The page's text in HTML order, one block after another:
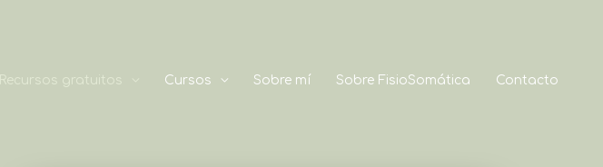
Recursos gratuitos Cursos Sobre mí Sobre FisioSomática Contacto